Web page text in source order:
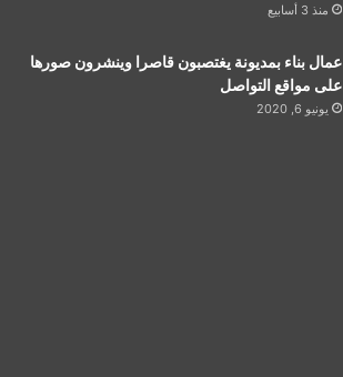
منذ 3 أسابيع
عمال بناء بمديونة يغتصبون قاصرا وينشرون صورها
على مواقع التواصل
يونيو 6, 2020